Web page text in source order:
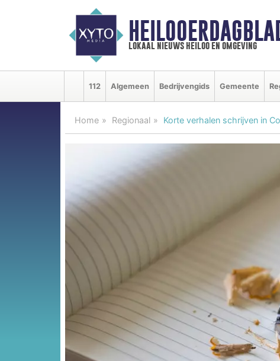
lokaal nieuws heiloo en omgeving
112 Algemeen Bedrijvengids Gemeente
Home Regionaal Korte verhalen schrijven in